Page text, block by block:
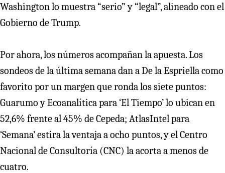
Washington lo muestra “serio” y “legal”, alineado con el
Gobierno de Trump.
Por ahora, los números acompañan la apuesta. Los
sondeos de la última semana dan a De la Espriella como
favorito por un margen que ronda los siete puntos:
Guarumo y Ecoanalítica para ‘El Tiempo’ lo ubican en
52,6% frente al 45% de Cepeda; AtlasIntel para
‘Semana’ estira la ventaja a ocho puntos, y el Centro
Nacional de Consultoría (CNC) la acorta a menos de
cuatro.